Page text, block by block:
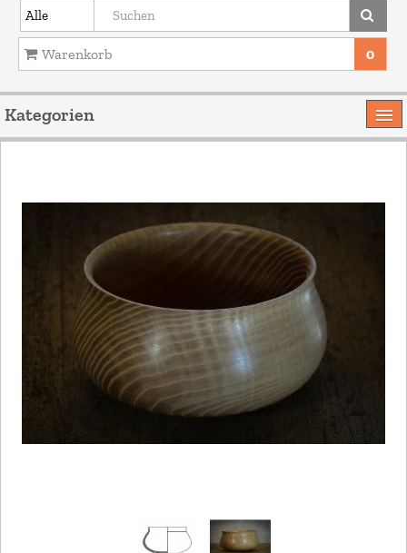
Warenkorb 0
Ihr Warenkorb ist leer.
Kategorien